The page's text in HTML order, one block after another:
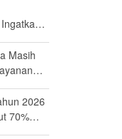
Masih
2026